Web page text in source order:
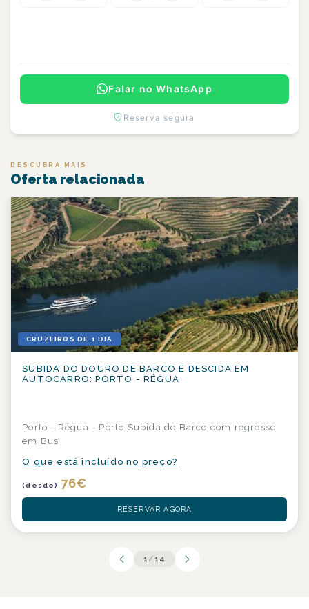
Falar no WhatsApp
Reserva segura
DESCUBRA MAIS
Oferta relacionada
CRUZEIROS DE 1 DIA
SUBIDA DO DOURO DE BARCO E DESCIDA EM
AUTOCARRO: PORTO - RÉGUA
Porto - Régua - Porto Subida de Barco com regresso
em Bus
O que está incluído no preço?
(desde) 76€
RESERVAR AGORA
1/14